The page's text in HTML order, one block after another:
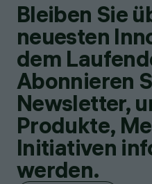
Bleiben Sie
neuesten
dem
Abonnieren
Newsletter,
Produkte,
Initiativen
werden.